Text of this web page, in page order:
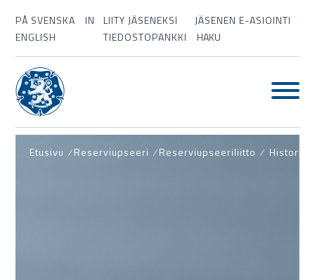
PÅ SVENSKA
IN
ENGLISH
LIITY JÄSENEKSI
JÄSENEN E-ASIOINTI
TIEDOSTOPANKKI
HAKU
Etusivu ⁄Reserviupseeri ⁄Reserviupseeriliitto ⁄ Historia